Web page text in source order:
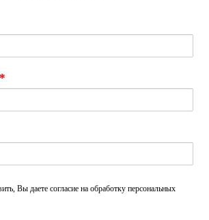
*
Вы даете согласие на обработку персональных